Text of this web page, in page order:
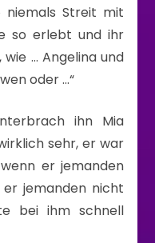
Streit mit
so erlebt und ihr
… Angelina und
oder …“
ihn Mia
sehr, er war
er jemanden
jemanden nicht
bei ihm schnell